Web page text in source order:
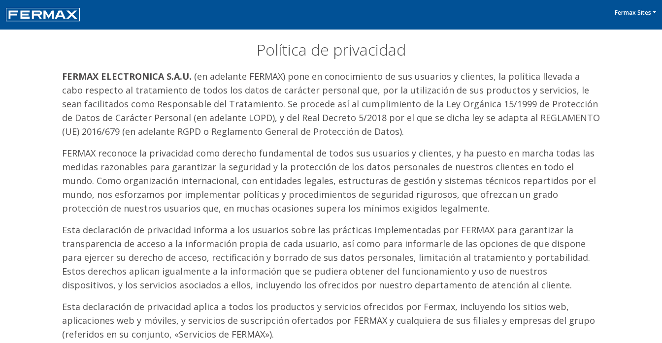
Fermax Sites
Política de privacidad
FERMAX ELECTRONICA S.A.U. (en adelante FERMAX) pone en conocimiento de sus usuarios y clientes, la política llevada a
cabo respecto al tratamiento de todos los datos de carácter personal que, por la utilización de sus productos y servicios, le
sean facilitados como Responsable del Tratamiento. Se procede así al cumplimiento de la Ley Orgánica 15/1999 de Protección
de Datos de Carácter Personal (en adelante LOPD), y del Real Decreto 5/2018 por el que se dicha ley se adapta al REGLAMENTO
(UE) 2016/679 (en adelante RGPD o Reglamento General de Protección de Datos).
FERMAX reconoce la privacidad como derecho fundamental de todos sus usuarios y clientes, y ha puesto en marcha todas las
medidas razonables para garantizar la seguridad y la protección de los datos personales de nuestros clientes en todo el
mundo. Como organización internacional, con entidades legales, estructuras de gestión y sistemas técnicos repartidos por el
mundo, nos esforzamos por implementar políticas y procedimientos de seguridad rigurosos, que ofrezcan un grado
protección de nuestros usuarios que, en muchas ocasiones supera los mínimos exigidos legalmente.
Esta declaración de privacidad informa a los usuarios sobre las prácticas implementadas por FERMAX para garantizar la
transparencia de acceso a la información propia de cada usuario, así como para informarle de las opciones de que dispone
para ejercer su derecho de acceso, rectificación y borrado de sus datos personales, limitación al tratamiento y portabilidad.
Estos derechos aplican igualmente a la información que se pudiera obtener del funcionamiento y uso de nuestros
dispositivos, y los servicios asociados a ellos, incluyendo los ofrecidos por nuestro departamento de atención al cliente.
Esta declaración de privacidad aplica a todos los productos y servicios ofrecidos por Fermax, incluyendo los sitios web,
aplicaciones web y móviles, y servicios de suscripción ofertados por FERMAX y cualquiera de sus filiales y empresas del grupo
(referidos en su conjunto, «Servicios de FERMAX»).